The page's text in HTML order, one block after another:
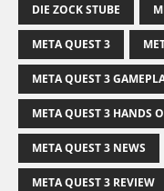
DIE ZOCK STUBE
META QUEST 3
META QUEST 3
META QUEST 3 HANDS
META QUEST 3 NEWS
META QUEST 3 REVIEW